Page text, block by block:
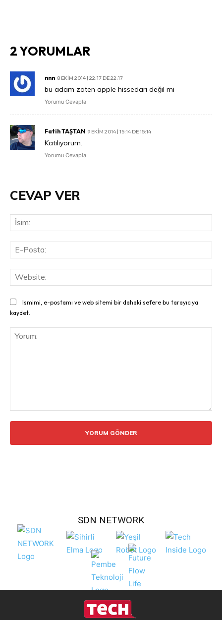
2 YORUMLAR
nnn 8 EKIM 2014 | 22:17 DE 22:17
bu adam zaten apple hissedarı değil mi
Yorumu Cevapla
Fatih TAŞTAN 9 EKIM 2014 | 15:14 DE 15:14
Katılıyorum.
Yorumu Cevapla
CEVAP VER
Ismimi, e-postamı ve web sitemi bir dahaki sefere bu tarayıcıya
kaydet.
SDN NETWORK